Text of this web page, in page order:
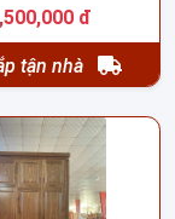
đ
tận nhà